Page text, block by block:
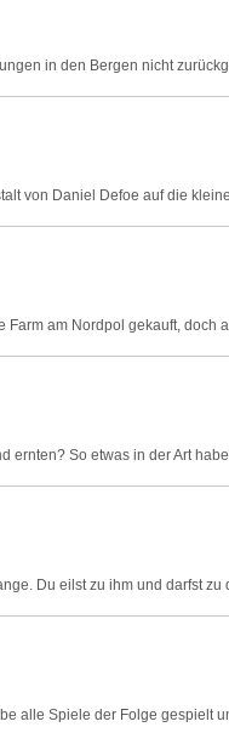
in den Bergen nicht
von Daniel Defoe auf die
am Nordpol gekauft, doch
ernten? So etwas in der Art
Du eilst zu ihm und darfst
alle Spiele der Folge gespielt